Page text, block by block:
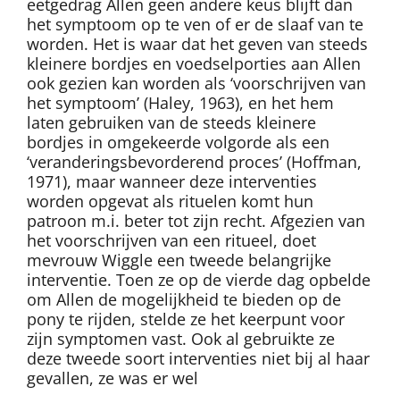
eetgedrag Allen geen andere keus blijft dan
het symptoom op te ven of er de slaaf van te
worden. Het is waar dat het geven van steeds
kleinere bordjes en voedselporties aan Allen
ook gezien kan worden als ‘voorschrijven van
het symptoom’ (Haley, 1963), en het hem
laten gebruiken van de steeds kleinere
bordjes in omgekeerde volgorde als een
‘veranderingsbevorderend proces’ (Hoffman,
1971), maar wanneer deze interventies
worden opgevat als rituelen komt hun
patroon m.i. beter tot zijn recht. Afgezien van
het voorschrijven van een ritueel, doet
mevrouw Wiggle een tweede belangrijke
interventie. Toen ze op de vierde dag opbelde
om Allen de mogelijkheid te bieden op de
pony te rijden, stelde ze het keerpunt voor
zijn symptomen vast. Ook al gebruikte ze
deze tweede soort interventies niet bij al haar
gevallen, ze was er wel